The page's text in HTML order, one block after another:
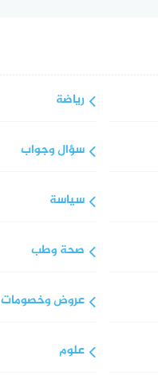
رياضة
سؤال وجواب
سياسة
صحة وطب
عروض وخصومات
علوم